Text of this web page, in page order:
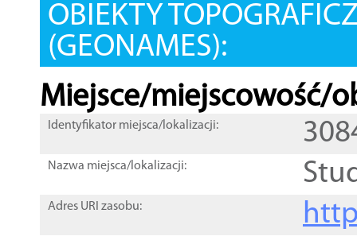
OBIEKTY
(GEONAMES):
Miejsce/miejscowość/
Identyfikator miejsca/lokalizacji:
Nazwa miejsca/lokalizacji:
Adres URI zasobu: